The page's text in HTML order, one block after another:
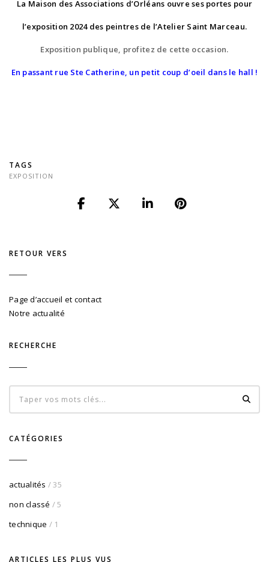
La Maison des Associations d’Orléans ouvre ses portes pour
l’exposition 2024 des peintres de l’Atelier Saint Marceau.
Exposition publique, profitez de cette occasion.
En passant rue Ste Catherine, un petit coup d’oeil dans le hall !
TAGS
EXPOSITION
RETOUR VERS
Page d’accueil et contact
Notre actualité
RECHERCHE
CATÉGORIES
actualités / 35
non classé / 5
technique / 1
ARTICLES LES PLUS VUS